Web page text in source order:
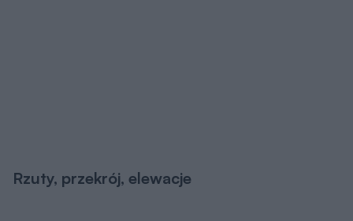
Rzuty, przekrój, elewacje